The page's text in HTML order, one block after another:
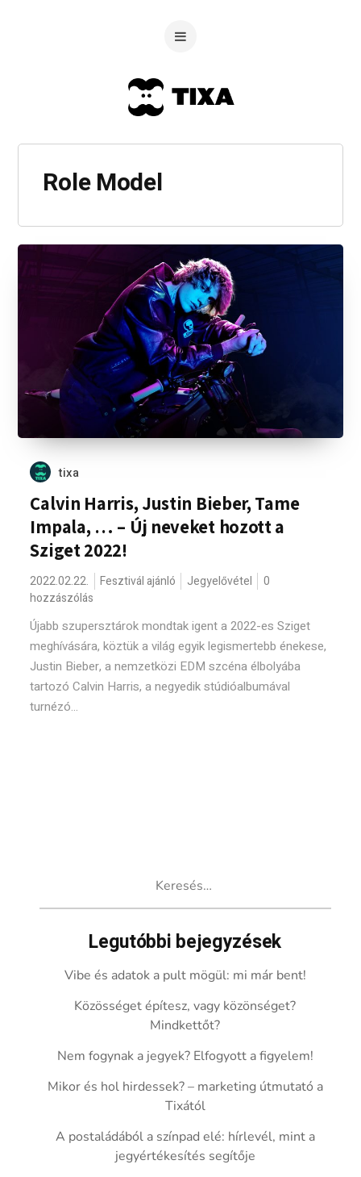
Role Model
tixa
Calvin Harris, Justin Bieber, Tame
Impala, … – Új neveket hozott a
Sziget 2022!
2022.02.22. Fesztivál ajánló Jegyelővétel
0
hozzászólás
Újabb szupersztárok mondtak igent a 2022-es Sziget
meghívására, köztük a világ egyik legismertebb énekese,
Justin Bieber, a nemzetközi EDM szcéna élbolyába
tartozó Calvin Harris, a negyedik stúdióalbumával
turnézó...
Legutóbbi bejegyzések
Vibe és adatok a pult mögül: mi már bent!
Közösséget építesz, vagy közönséget?
Mindkettőt?
Nem fogynak a jegyek? Elfogyott a figyelem!
Mikor és hol hirdessek? – marketing útmutató a
Tixától
A postaládából a színpad elé: hírlevél, mint a
jegyértékesítés segítője